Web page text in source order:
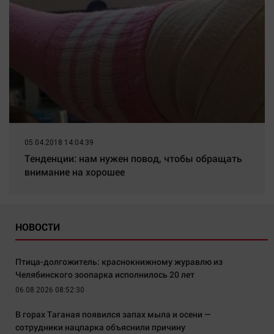
05.04.2018 14:04:39
Тенденции: нам нужен повод, чтобы обращать
внимание на хорошее
НОВОСТИ
Птица-долгожитель: краснокнижному журавлю из
Челябинского зоопарка исполнилось 20 лет
06.08.2026 08:52:30
В горах Таганая появился запах мыла и осени —
сотрудники нацпарка объяснили причину